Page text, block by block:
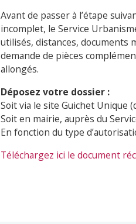
Avant de passer à l’étape
incomplet, le Service
utilisés, distances, documents
demande de pièces
allongés.
Déposez votre dossier :
Soit via le site Guichet Unique
Soit en mairie, auprès du
En fonction du type
Téléchargez ici le document